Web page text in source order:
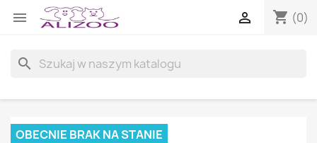
 shopping_cart (0)

search
OBECNIE BRAK NA STANIE